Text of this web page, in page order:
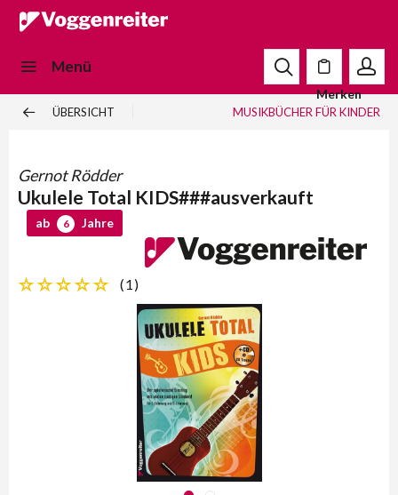
Menü
Merken
ÜBERSICHT MUSIKBÜCHER FÜR KINDER
Gernot Rödder
Ukulele Total KIDS###ausverkauft
ab 6 Jahre
(1 )